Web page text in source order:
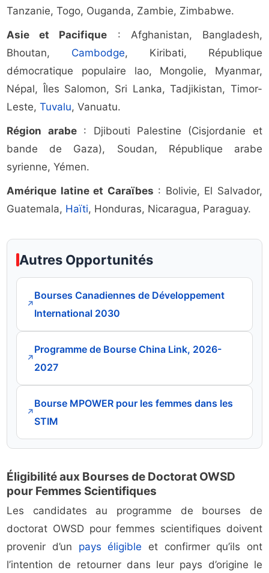
Tanzanie, Togo, Ouganda, Zambie, Zimbabwe.
Asie et Pacifique : Afghanistan, Bangladesh,
Bhoutan, Cambodge, Kiribati, République
démocratique populaire lao, Mongolie, Myanmar,
Népal, Îles Salomon, Sri Lanka, Tadjikistan, Timor-
Leste,Tuvalu, Vanuatu.
Région arabe: Djibouti Palestine (Cisjordanie et
bande de Gaza), Soudan, République arabe
syrienne, Yémen.
Amérique latine et Caraïbes : Bolivie, El Salvador,
Guatemala, Haïti, Honduras, Nicaragua, Paraguay.
Autres Opportunités
↗
Bourses Canadiennes de Développement
International 2030
↗
Programme de Bourse China Link, 2026-
2027
↗
Bourse MPOWER pour les femmes dans les
STIM
Éligibilité aux Bourses de Doctorat OWSD
pour Femmes Scientifiques
Les candidates au programme de bourses de
doctorat OWSD pour femmes scientifiques doivent
provenir d’un pays éligible et confirmer qu’ils ont
l’intention de retourner dans leur pays d’origine le